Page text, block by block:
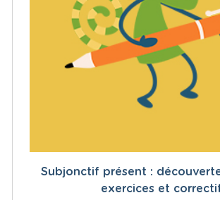
Subjonctif présent :
exercices et